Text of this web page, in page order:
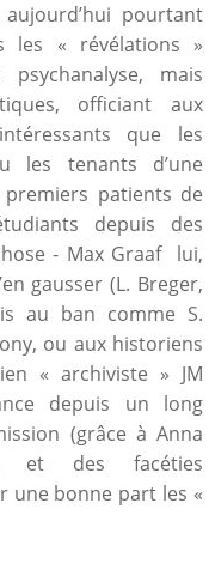
pourtant
les « révélations »
mais
officiant aux
que les
les tenants d’une
patients de
depuis des
- Max Graaf lui,
gausser (L. Breger,
au ban comme S.
ou aux historiens
« archiviste » JM
depuis un long
(grâce à Anna
et des facéties
une bonne part les «